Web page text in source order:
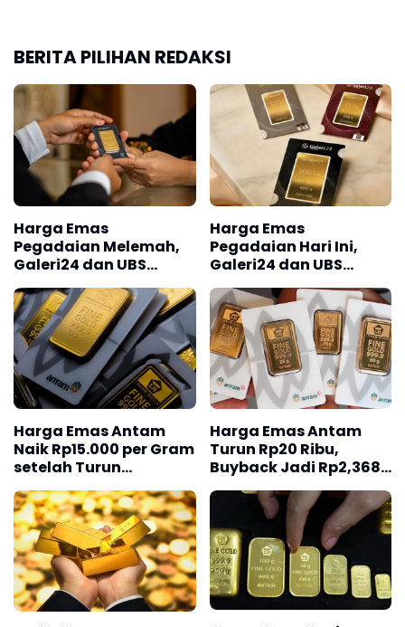
BERITA PILIHAN REDAKSI
Harga Emas
Pegadaian Melemah,
Galeri24 dan UBS
Harga Emas
Pegadaian Hari Ini,
Galeri24 dan UBS
Harga Emas Antam
Naik Rp15.000 per Gram
setelah Turun
Beberapa Hari Terakhir
Harga Emas Antam
Turun Rp20 Ribu,
Buyback Jadi Rp2,368
Juta per Gram